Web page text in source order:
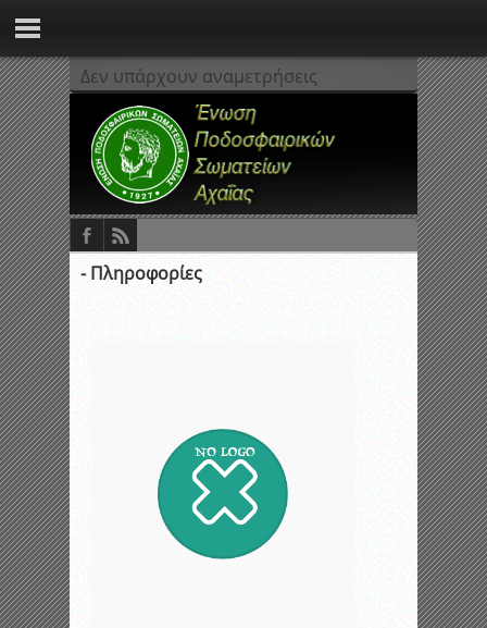
Δεν υπάρχουν αναμετρήσεις
- Πληροφορίες